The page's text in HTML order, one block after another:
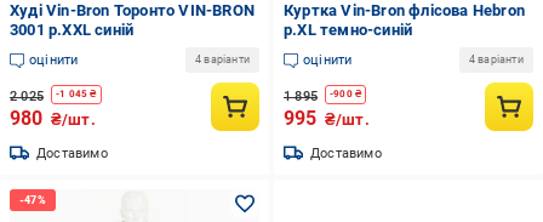
Худі Vin-Bron Торонто VIN-BRON
3001 р.XXL синій
оцінити 4 варіанти
2 025 -1 045 ₴
980 ₴/шт.
Доставимо
Куртка Vin-Bron флісова Hebron
р.XL темно-синій
оцінити 4 варіанти
1 895 -900₴
995 ₴/шт.
Доставимо